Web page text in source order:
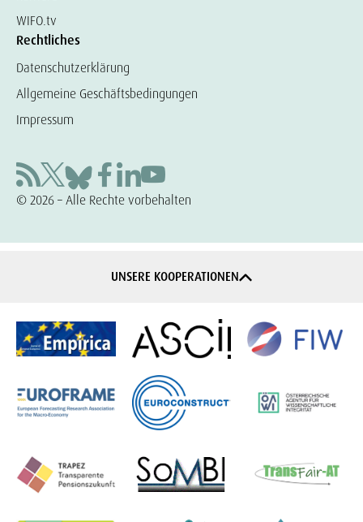
WIFO.tv
Rechtliches
Datenschutzerklärung
Allgemeine Geschäftsbedingungen
Impressum
© 2026 – Alle Rechte vorbehalten
UNSERE KOOPERATIONEN